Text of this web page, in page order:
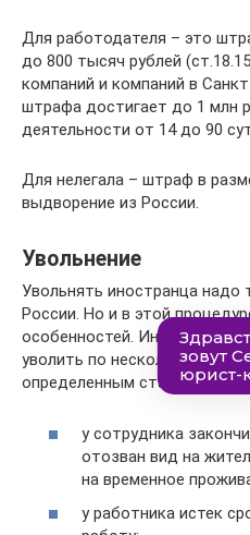
Для работодателя – это
до 800 тысяч рублей
компаний и компаний в
штрафа достигает до 1 млн
деятельности от 14 до 90
Для нелегала – штраф в
выдворение из России.
Увольнение
Увольнять иностранца надо
России. Но и в этой
особенностей. Иностранных
уволить по нескольким
определенным статьей
у сотрудника
отозван вид на
на временное
у работника истек